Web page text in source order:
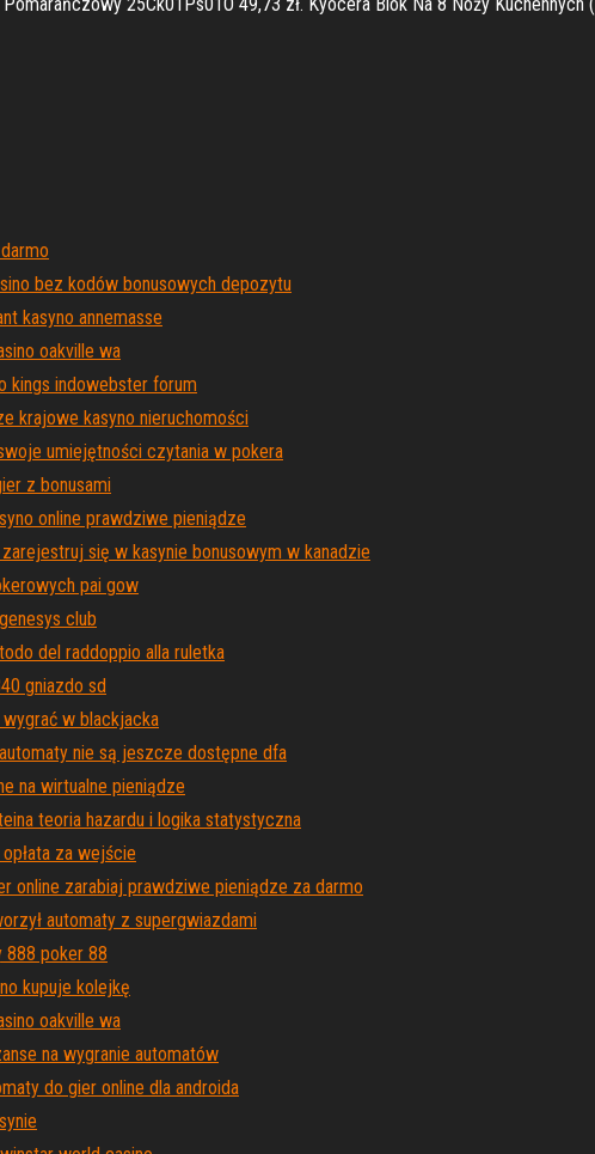
bez kodów bonusowych depozytu
kasyno annemasse
oakville wa
kings indowebster forum
krajowe kasyno nieruchomości
umiejętności czytania w pokera
z bonusami
online prawdziwe pieniądze
się w kasynie bonusowym w kanadzie
pai gow
club
del raddoppio alla ruletka
gniazdo sd
w blackjacka
nie są jeszcze dostępne dfa
na wirtualne pieniądze
teoria hazardu i logika statystyczna
za wejście
online zarabiaj prawdziwe pieniądze za darmo
automaty z supergwiazdami
888 poker 88
kupuje kolejkę
oakville wa
na wygranie automatów
do gier online dla androida